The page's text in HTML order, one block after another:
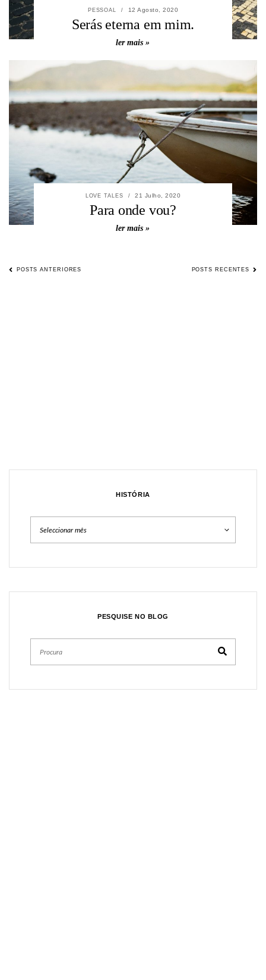
PESSOAL / 12 Agosto, 2020
Serás eterna em mim.
ler mais »
LOVE TALES / 21 Julho, 2020
Para onde vou?
ler mais »
NAVEGAÇÃO
POSTS ANTERIORES POSTS RECENTES
HISTÓRIA
PESQUISE NO BLOG